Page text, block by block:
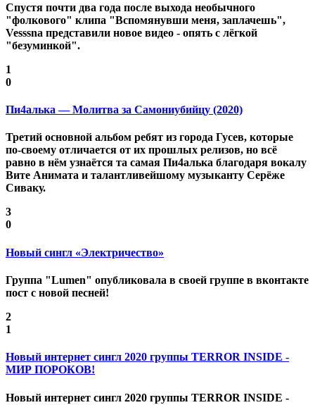
Спустя почти два года после выхода необычного
"фолкового" клипа "Вспомянувши меня, заплачешь",
Vesssna представили новое видео - опять с лёгкой
"безуминкой".
1
0
Пи4алька — Молитва за Самониубийцу (2020)
Третий основной альбом ребят из города Гусев, которые
по-своему отличается от их прошлых релизов, но всё
равно в нём узнаётся та самая Пи4алька благодаря вокалу
Вите Анимата и талантливейшому музыканту Серёже
Сиваку.
3
0
Новый сингл «Электричество»
Группа "Lumen" опубликовала в своей группе в вконтакте
пост с новой песней!
2
1
Новый интернет сингл 2020 группы TERROR INSIDE -
МИР ПОРОКОВ!
Новый интернет сингл 2020 группы TERROR INSIDE -